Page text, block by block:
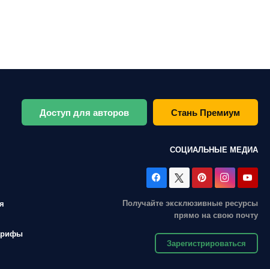
Доступ для авторов Стань Премиум
СОЦИАЛЬНЫЕ МЕДИА
Получайте эксклюзивные ресурсы
прямо на свою почту
Зарегистрироваться